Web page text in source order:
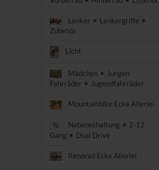
Lenker ✶ Lenkergriffe ✶
Zubehör
Licht
Mädchen ✶ Jungen
Fahrräder ✶ Jugendfahrräder
Mountainbike Ecke Allerlei
Nabenschaltung ✶ 2-12
Gang ✶ Dual Drive
Rennrad Ecke Allerlei